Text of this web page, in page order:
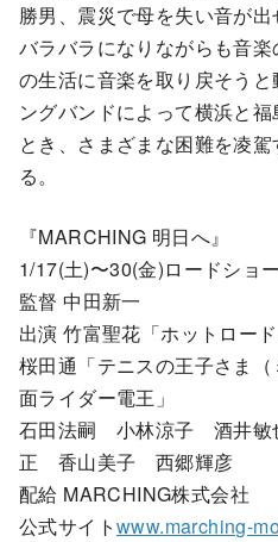
勝男、震災で母を失い音が
バラバラになりながらも音
の生活に音楽を取り戻そう
ングバンドによって横浜と
とき、さまざまな困難を凌
る。
『MARCHING 明日へ』
1/17(土)〜30(金)ロードショー
監督 中田新一
出演 竹富聖花「ホットロー
桜田通「テニスの王子さま
面ライダー電王」
石田法嗣 小林涼子 酒井
正 香山美子 西郷輝彦
配給 MARCHING株式会社
公式サイトwww.marching-